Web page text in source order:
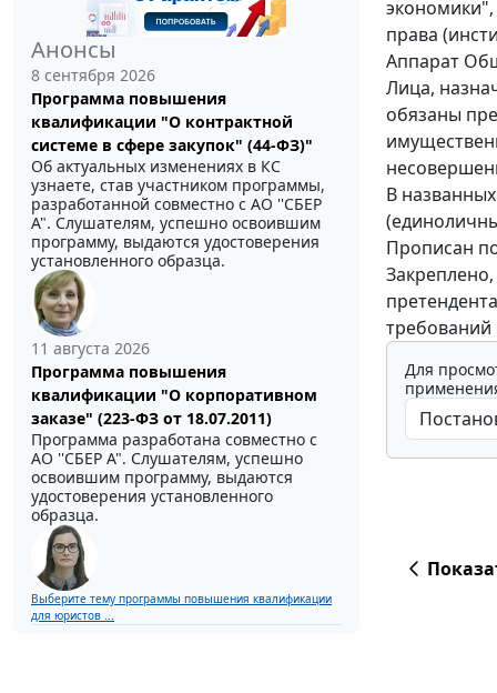
Анонсы
8 сентября 2026
Программа повышения
квалификации "О контрактной
системе в сфере закупок" (44-ФЗ)"
Об актуальных изменениях в КС
узнаете, став участником программы,
разработанной совместно с АО ''СБЕР
А". Слушателям, успешно освоившим
программу, выдаются удостоверения
установленного образца.
11 августа 2026
Программа повышения
квалификации "О корпоративном
заказе" (223-ФЗ от 18.07.2011)
Программа разработана совместно с
АО ''СБЕР А". Слушателям, успешно
освоившим программу, выдаются
удостоверения установленного
образца.
Выберите тему программы повышения квалификации
для юристов ...
права
Аппарат
Лица,
обязаны
В
Прописан
Для